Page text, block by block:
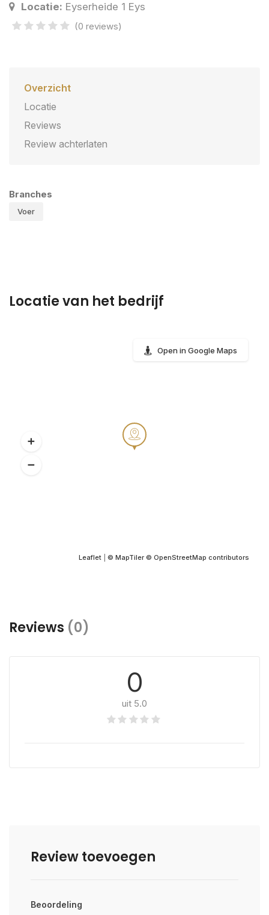
Locatie: Eyserheide 1 Eys
(0 reviews)
Overzicht
Locatie
Reviews
Review achterlaten
Branches
Voer
Locatie van het bedrijf
Leaflet © MapTiler © OpenStreetMap contributors
Open in Google Maps
Reviews (0)
0
uit 5.0
Review toevoegen
Beoordeling